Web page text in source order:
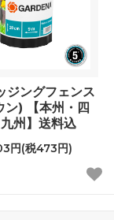
ジングフェンス
ン) 【本州・四
州】送料込
円(税473円)